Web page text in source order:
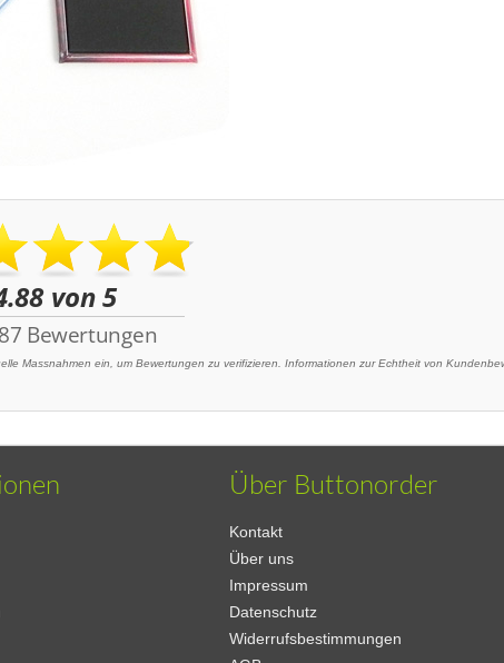
Massnahmen ein, um Bewertungen zu verifizieren. Informationen zur Echtheit von
Über Buttonorder
Kontakt
Über uns
Impressum
Datenschutz
Widerrufsbestimmungen